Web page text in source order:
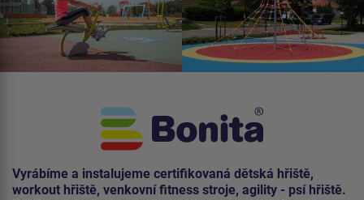
Vyrábíme a instalujeme certifikovaná dětská hřiště,
workout hřiště, venkovní fitness stroje, agility - psí hřiště.